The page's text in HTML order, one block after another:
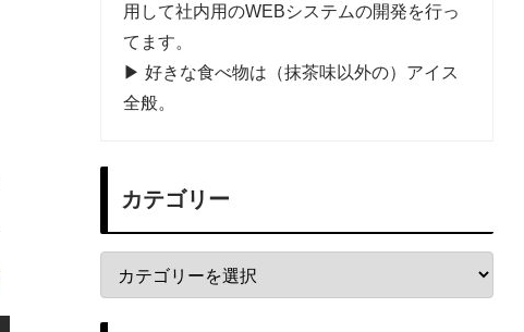
用して社内用のWEBシステムの開発を行っ
てます。
▶ 好きな食べ物は（抹茶味以外の）アイス
全般。
カテゴリー